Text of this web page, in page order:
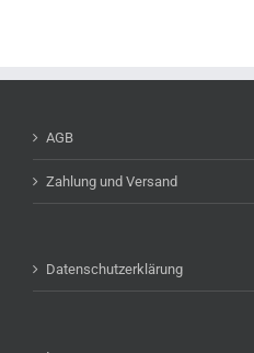
AGB
Zahlung und Versand
Datenschutzerklärung